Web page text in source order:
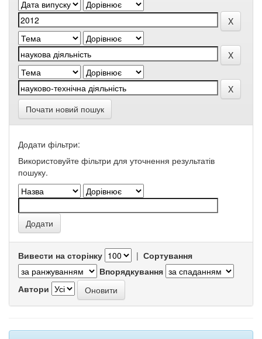
Почати новий пошук
Додати фільтри:
Використовуйте фільтри для уточнення результатів
пошуку.
Вивести на сторінку | Сортування
Впорядкування
Автори